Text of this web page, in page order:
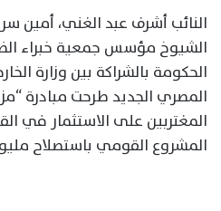
النائب أشرف عبد الغني، أمين
الشيوخ مؤسس جمعية خبراء
الحكومة بالشراكة بين وزارة
المصري الجديد طرحت مبادرة
المغتربين على الاستثمار في
المشروع القومي باستصلاح